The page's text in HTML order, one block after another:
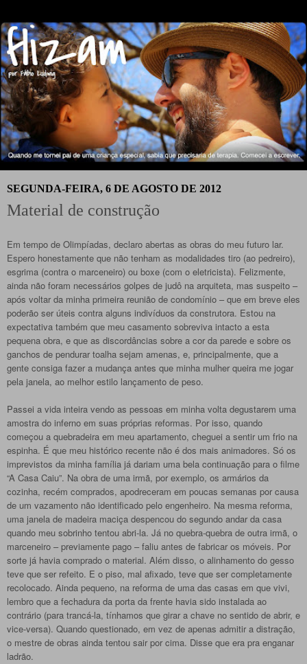
SEGUNDA-FEIRA, 6 DE AGOSTO DE 2012
Material de construção
Em tempo de Olimpíadas, declaro abertas as obras do meu futuro lar.
Espero honestamente que não tenham as modalidades tiro (ao pedreiro),
esgrima (contra o marceneiro) ou boxe (com o eletricista). Felizmente,
ainda não foram necessários golpes de judô na arquiteta, mas suspeito –
após voltar da minha primeira reunião de condomínio – que em breve eles
poderão ser úteis contra alguns indivíduos da construtora. Estou na
expectativa também que meu casamento sobreviva intacto a esta
pequena obra, e que as discordâncias sobre a cor da parede e sobre os
ganchos de pendurar toalha sejam amenas, e, principalmente, que a
gente consiga fazer a mudança antes que minha mulher queira me jogar
pela janela, ao melhor estilo lançamento de peso.
Passei a vida inteira vendo as pessoas em minha volta degustarem uma
amostra do inferno em suas próprias reformas. Por isso, quando
começou a quebradeira em meu apartamento, cheguei a sentir um frio na
espinha. É que meu histórico recente não é dos mais animadores. Só os
imprevistos da minha família já dariam uma bela continuação para o filme
“A Casa Caiu”. Na obra de uma irmã, por exemplo, os armários da
cozinha, recém comprados, apodreceram em poucas semanas por causa
de um vazamento não identificado pelo engenheiro. Na mesma reforma,
uma janela de madeira maciça despencou do segundo andar da casa
quando meu sobrinho tentou abri-la. Já no quebra-quebra de outra irmã, o
marceneiro – previamente pago – faliu antes de fabricar os móveis. Por
sorte já havia comprado o material. Além disso, o alinhamento do gesso
teve que ser refeito. E o piso, mal afixado, teve que ser completamente
recolocado. Ainda pequeno, na reforma de uma das casas em que vivi,
lembro que a fechadura da porta da frente havia sido instalada ao
contrário (para trancá-la, tínhamos que girar a chave no sentido de abrir, e
vice-versa). Quando questionado, em vez de apenas admitir a distração,
o mestre de obras ainda tentou sair por cima. Disse que era pra enganar
ladrão.